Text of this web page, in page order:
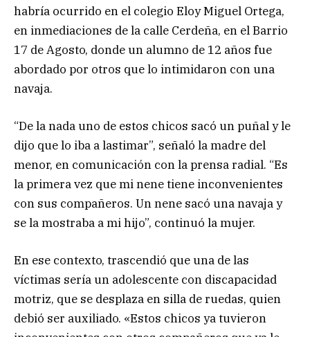
habría ocurrido en el colegio Eloy Miguel Ortega,
en inmediaciones de la calle Cerdeña, en el Barrio
17 de Agosto, donde un alumno de 12 años fue
abordado por otros que lo intimidaron con una
navaja.
“De la nada uno de estos chicos sacó un puñal y le
dijo que lo iba a lastimar”, señaló la madre del
menor, en comunicación con la prensa radial. “Es
la primera vez que mi nene tiene inconvenientes
con sus compañeros. Un nene sacó una navaja y
se la mostraba a mi hijo”, continuó la mujer.
En ese contexto, trascendió que una de las
víctimas sería un adolescente con discapacidad
motriz, que se desplaza en silla de ruedas, quien
debió ser auxiliado. «Estos chicos ya tuvieron